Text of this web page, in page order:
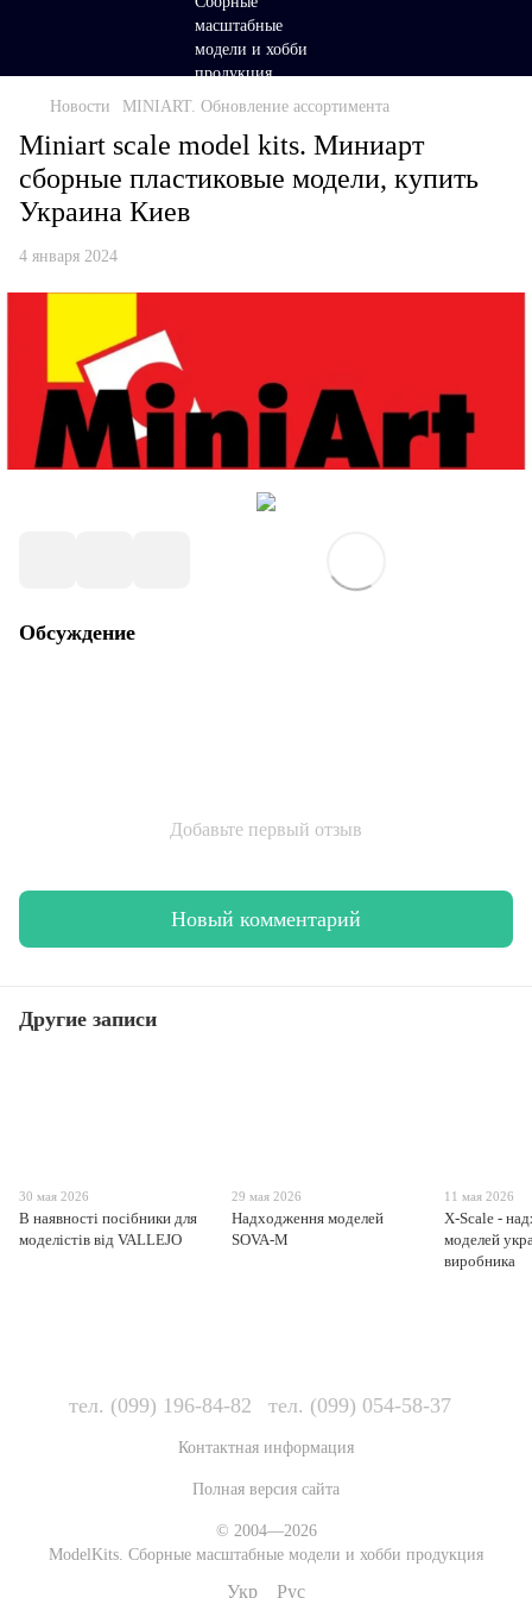
Новости MINIART. Обновление ассортимента
Miniart scale model kits. Миниарт
сборные пластиковые модели, купить
Украина Киев
4 января 2024
Обсуждение
Добавьте первый отзыв
Новый комментарий
Другие записи
30 мая 2026
В наявності посібники для
моделістів від VALLEJO
29 мая 2026
Надходження моделей
SOVA-M
11 мая 2026
X-Scale -
моделей
виробника
тел. (099) 196-84-82 тел. (099) 054-58-37
Контактная информация
Полная версия сайта
© 2004—2026
ModelKits. Сборные масштабные модели и хобби продукция
Укр Рус